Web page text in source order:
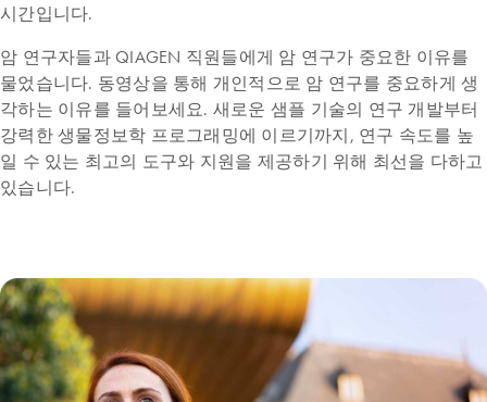
시간입니다.
암 연구자들과 QIAGEN 직원들에게 암 연구가 중요한 이유를
물었습니다. 동영상을 통해 개인적으로 암 연구를 중요하게 생
각하는 이유를 들어보세요. 새로운 샘플 기술의 연구 개발부터
강력한 생물정보학 프로그래밍에 이르기까지, 연구 속도를 높
일 수 있는 최고의 도구와 지원을 제공하기 위해 최선을 다하고
있습니다.